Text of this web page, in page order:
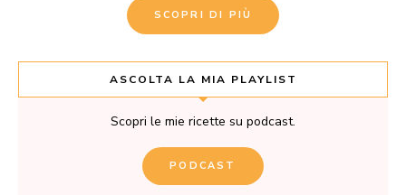
SCOPRI DI PIÙ
ASCOLTA LA MIA PLAYLIST
Scopri le mie ricette su podcast.
PODCAST